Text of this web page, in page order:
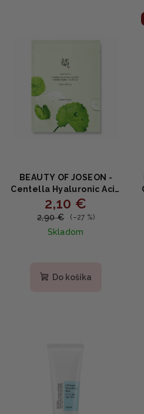
BEAUTY OF JOSEON -
Centella Hyaluronic Acid
Calming Mask (Nová
verzia) - upokojujúca
plátenna maska 18ml
2,10 €
2,90 € (–27 %)
Skladom
Do košíka